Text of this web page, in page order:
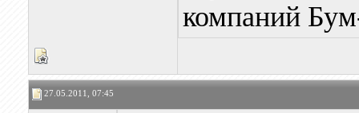
компаний
27.05.2011, 07:45